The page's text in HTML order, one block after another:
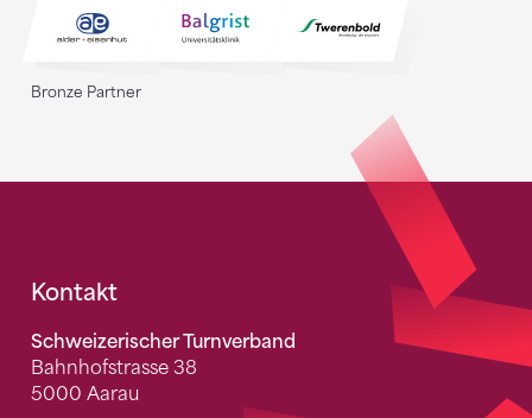
Bronze Partner
Fusszeile
Kontakt
Schweizerischer Turnverband
Bahnhofstrasse 38
5000 Aarau